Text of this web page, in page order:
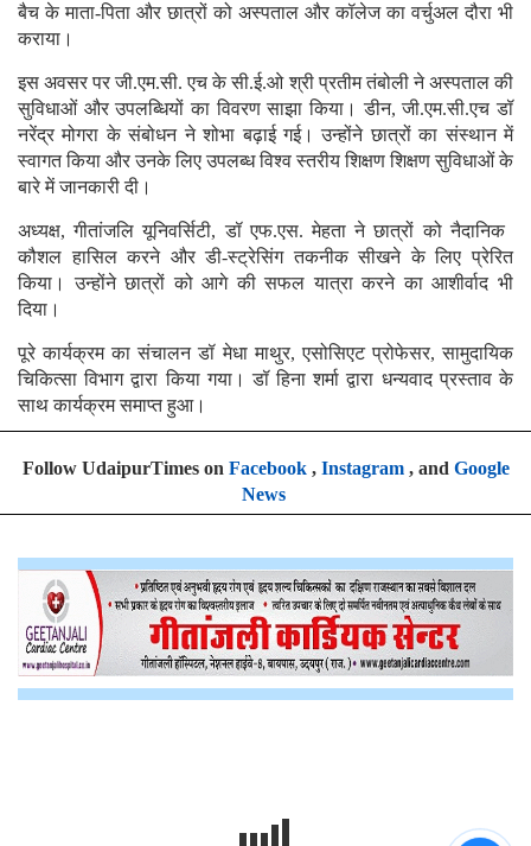
बैच के माता-पिता और छात्रों को अस्पताल और कॉलेज का वर्चुअल दौरा भी
कराया।
इस अवसर पर जी.एम.सी. एच के सी.ई.ओ श्री प्रतीम तंबोली ने अस्पताल की
सुविधाओं और उपलब्धियों का विवरण साझा किया। डीन, जी.एम.सी.एच डॉ
नरेंद्र मोगरा के संबोधन ने शोभा बढ़ाई गई। उन्होंने छात्रों का संस्थान में
स्वागत किया और उनके लिए उपलब्ध विश्व स्तरीय शिक्षण शिक्षण सुविधाओं के
बारे में जानकारी दी।
अध्यक्ष, गीतांजलि यूनिवर्सिटी, डॉ एफ.एस. मेहता ने छात्रों को नैदानिक ​​​​
कौशल हासिल करने और डी-स्ट्रेसिंग तकनीक सीखने के लिए प्रेरित
किया। उन्होंने छात्रों को आगे की सफल यात्रा करने का आशीर्वाद भी
दिया।
पूरे कार्यक्रम का संचालन डॉ मेधा माथुर, एसोसिएट प्रोफेसर, सामुदायिक
चिकित्सा विभाग द्वारा किया गया। डॉ हिना शर्मा द्वारा धन्यवाद प्रस्ताव के
साथ कार्यक्रम समाप्त हुआ।
Follow UdaipurTimes on Facebook, Instagram, and Google
News